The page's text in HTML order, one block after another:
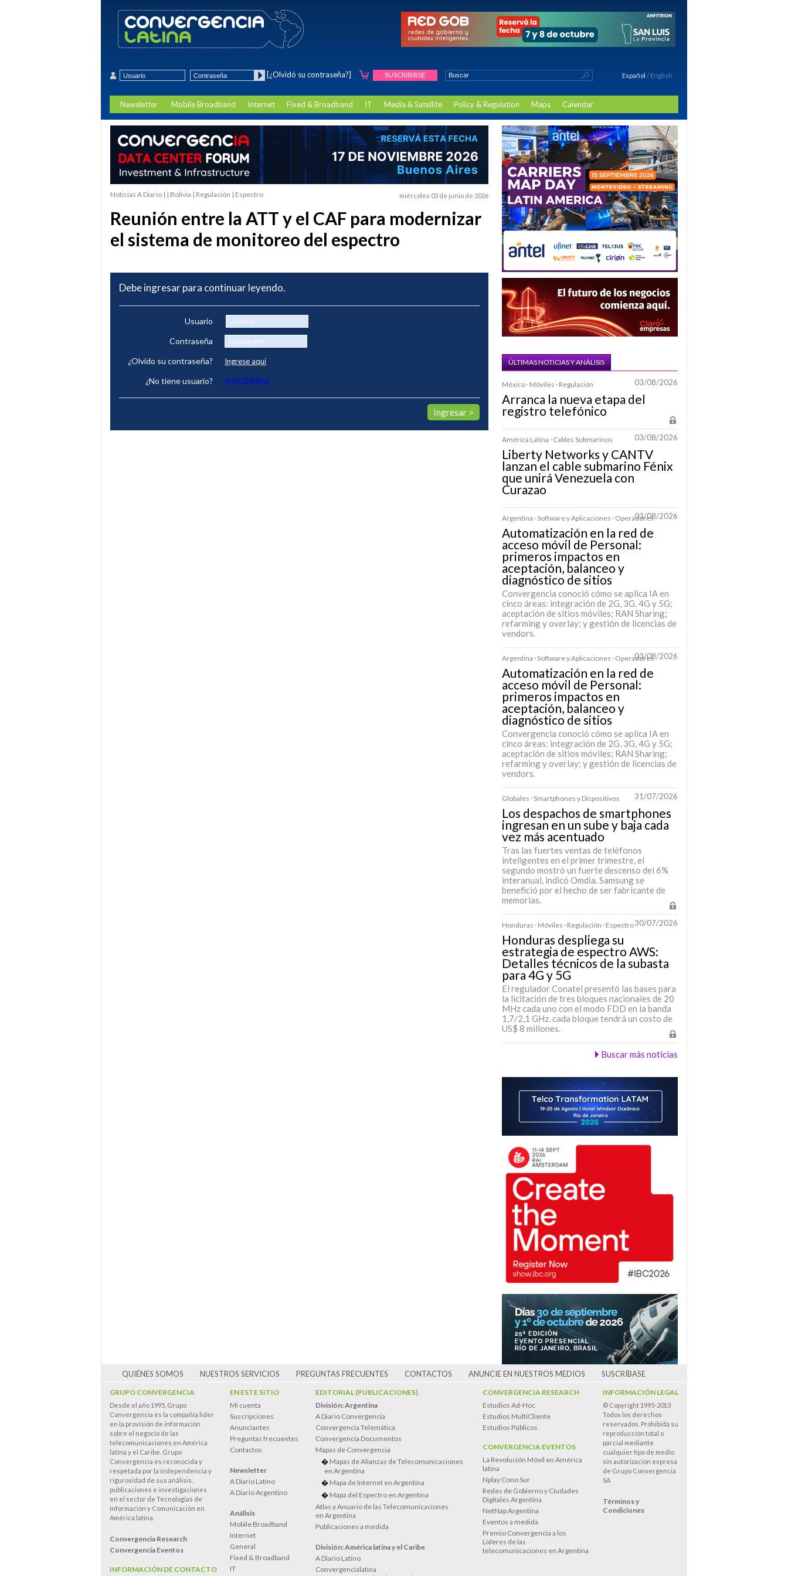
[¿Olvidó su contraseña?] SUSCRIBIRSE Español / English
Newsletter Mobile Broadband Internet Fixed & Broadband IT Media & Satellite Policy & Regulation Maps Calendar
miércoles 03 de junio de 2026
Noticias A Diario | | Bolivia | Regulación | Espectro
Reunión entre la ATT y el CAF para modernizar
el sistema de monitoreo del espectro
Debe ingresar para continuar leyendo.
Usuario
Contraseña
¿Olvido su contraseña?
Ingrese aquí
¿No tiene usuario? SUSCRIBIRSE
ÚLTIMAS NOTICIAS Y ANÁLISIS
México · Móviles · Regulación 03/08/2026
Arranca la nueva etapa del
registro telefónico
América Latina · Cables Submarinos 03/08/2026
Liberty Networks y CANTV
lanzan el cable submarino Fénix
que unirá Venezuela con
Curazao
Argentina · Software y Aplicaciones · Operadores03/08/2026
Automatización en la red de
acceso móvil de Personal:
primeros impactos en
aceptación, balanceo y
diagnóstico de sitios
Convergencia conoció cómo se aplica IA en
cinco áreas: integración de 2G, 3G, 4G y 5G;
aceptación de sitios móviles; RAN Sharing;
refarming y overlay; y gestión de licencias de
vendors.
Argentina · Software y Aplicaciones · Operadores03/08/2026
Automatización en la red de
acceso móvil de Personal:
primeros impactos en
aceptación, balanceo y
diagnóstico de sitios
Convergencia conoció cómo se aplica IA en
cinco áreas: integración de 2G, 3G, 4G y 5G;
aceptación de sitios móviles; RAN Sharing;
refarming y overlay; y gestión de licencias de
vendors.
Globales · Smartphones y Dispositivos 31/07/2026
Los despachos de smartphones
ingresan en un sube y baja cada
vez más acentuado
Tras las fuertes ventas de teléfonos
inteligentes en el primer trimestre, el
segundo mostró un fuerte descenso del 6%
interanual, indicó Omdia. Samsung se
benefició por el hecho de ser fabricante de
memorias.
Honduras · Móviles · Regulación · Espectro30/07/2026
Honduras despliega su
estrategia de espectro AWS:
Detalles técnicos de la subasta
para 4G y 5G
El regulador Conatel presentó las bases para
la licitación de tres bloques nacionales de 20
MHz cada uno con el modo FDD en la banda
1,7/2,1 GHz. cada bloque tendrá un costo de
US$ 8 millones.
Buscar más noticias
QUIÉNES SOMOS NUESTROS SERVICIOS PREGUNTAS FRECUENTES CONTACTOS ANUNCIE EN NUESTROS MEDIOS SUSCRÍBASE
GRUPO CONVERGENCIA
Desde el año 1995, Grupo
Convergencia es la compañía lider
en la provisión de información
sobre el negocio de las
telecomunicaciones en América
latina y el Caribe. Grupo
Convergencia es reconocida y
respetada por la independencia y
rigurosidad de sus análisis,
publicaciones e investigaciones
en el sector de Tecnologías de
Información y Comunicación en
América latina.
Convergencia Research
Convergencia Eventos
INFORMACIÓN DE CONTACTO
EN ESTE SITIO
Mi cuenta
Suscripciones
Anunciantes
Preguntas frecuentes
Contactos
Newsletter
A Diario Latino
A Diario Argentino
Análisis
Mobile Broadband
Internet
General
Fixed & Broadband
IT
EDITORIAL (PUBLICACIONES)
División: Argentina
A Diario Convergencia
Convergencia Telemática
Convergencia Documentos
Mapas de Convergencia
Mapas de Alianzas de Telecomunicaciones
en Argentina
Mapa de Internet en Argentina
Mapa del Espectro en Argentina
Atlas y Anuario de las Telecomunicaciones
en Argentina
Publicaciones a medida
División: América latina y el Caribe
A Diario Latino
Convergencialatina
CONVERGENCIA RESEARCH
Estudios Ad-Hoc
Estudios MultiCliente
Estudios Públicos
CONVERGENCIA EVENTOS
La Revolución Móvil en América
latina
Nplay Cono Sur
Redes de Gobierno y Ciudades
Digitales Argentina
NetNap Argentina
Eventos a medida
Premio Convergencia a los
Líderes de las
telecomunicaciones en Argentina
INFORMACIÓN LEGAL
© Copyright 1995-2013
Todos los derechos
reservados. Prohibida su
reproducción total o
parcial mediante
cualquier tipo de medio
sin autorización expresa
de Grupo Convergencia
SA
Términos y
Condiciones